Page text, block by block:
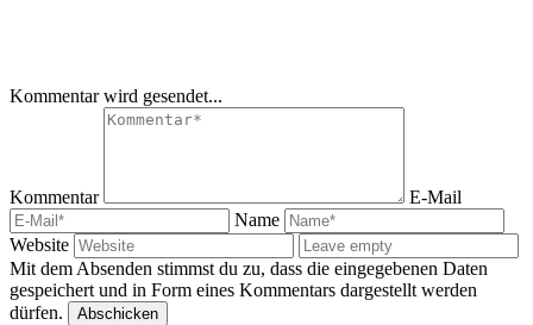
Kommentar wird gesendet...
Kommentar
E-Mail
Name
Website
Mit dem Absenden stimmst du zu, dass die eingegebenen Daten
gespeichert und in Form eines Kommentars dargestellt werden
dürfen.